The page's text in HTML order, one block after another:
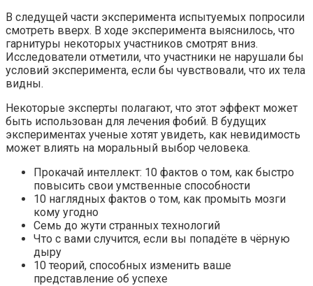
В следущей части эксперимента испытуемых попросили
смотреть вверх. В ходе эксперимента выяснилось, что
гарнитуры некоторых участников смотрят вниз.
Исследователи отметили, что участники не нарушали бы
условий эксперимента, если бы чувствовали, что их тела
видны.
Некоторые эксперты полагают, что этот эффект может
быть использован для лечения фобий. В будущих
экспериментах ученые хотят увидеть, как невидимость
может влиять на моральный выбор человека.
Прокачай интеллект: 10 фактов о том, как быстро
повысить свои умственные способности
10 наглядных фактов о том, как промыть мозги
кому угодно
Семь до жути странных технологий
Что с вами случится, если вы попадёте в чёрную
дыру
10 теорий, способных изменить ваше
представление об успехе